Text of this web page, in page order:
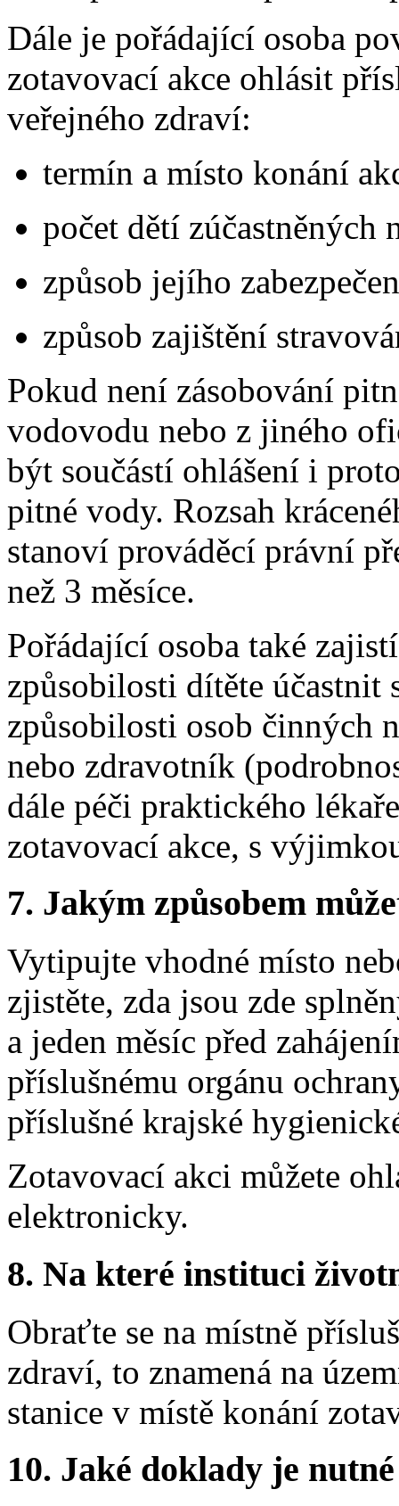
Dále je pořádající osoba
zotavovací akce ohlásit
veřejného zdraví:
termín a místo konání
počet dětí zúčastněných
způsob jejího
způsob zajištění
Pokud není zásobování
vodovodu nebo z jiného
být součástí ohlášení i
pitné vody. Rozsah
stanoví prováděcí právní
než 3 měsíce.
Pořádající osoba také
způsobilosti dítěte účastnit
způsobilosti osob činných
nebo zdravotník
dále péči praktického
zotavovací akce, s
7. Jakým způsobem
Vytipujte vhodné místo
zjistěte, zda jsou zde
a jeden měsíc před
příslušnému orgánu
příslušné krajské
Zotavovací akci můžete
elektronicky.
8. Na které instituci
Obraťte se na místně
zdraví, to znamená na
stanice v místě konání
10. Jaké doklady je